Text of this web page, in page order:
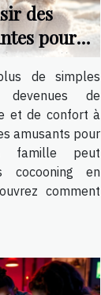
des
pour
la famille ?
de simples
devenues de
et de confort à
amusants pour
famille peut
cocooning en
comment